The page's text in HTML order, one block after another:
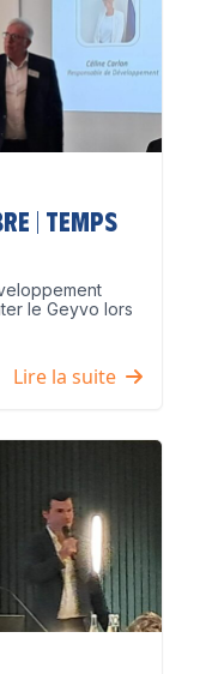
| Temps
le Geyvo lors
Lire la suite